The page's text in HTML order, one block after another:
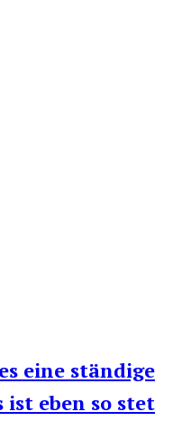
eine ständige
ist eben so stet